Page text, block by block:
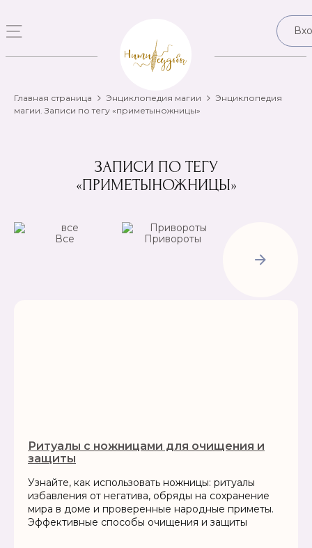
Главная страница Энциклопедия магии
Энциклопедия
магии. Записи по тегу «приметыножницы»
ЗАПИСИ ПО ТЕГУ
«ПРИМЕТЫНОЖНИЦЫ»
Все
Привороты
Рассорки
Ритуалы с ножницами для очищения и
защиты
Узнайте, как использовать ножницы: ритуалы
избавления от негатива, обряды на сохранение
мира в доме и проверенные народные приметы.
Эффективные способы очищения и защиты